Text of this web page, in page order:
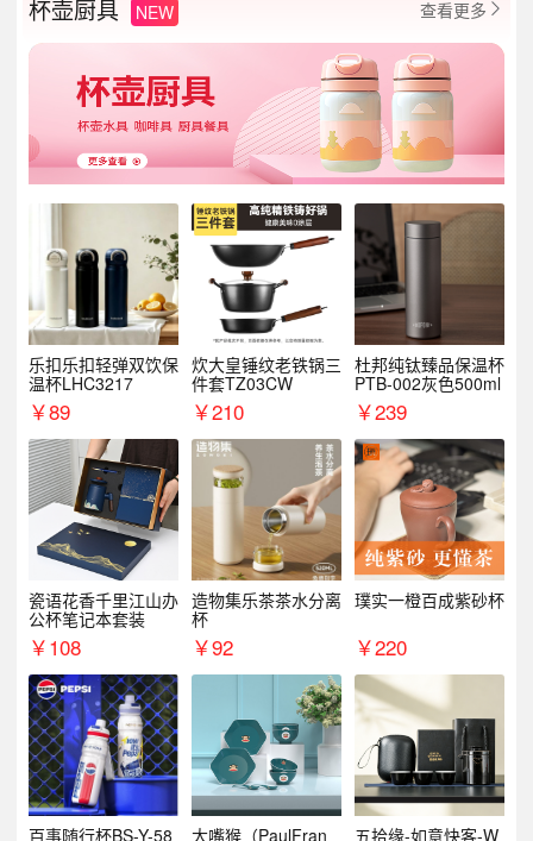
杯壶厨具 NEW 查看更多 
乐扣乐扣轻弹双饮保
温杯LHC3217
￥89
炊大皇锤纹老铁锅三
件套TZ03CW
￥210
杜邦纯钛臻品保温杯
PTB-002灰色500ml
￥239
瓷语花香千里江山办
公杯笔记本套装
￥108
造物集乐茶茶水分离
杯
￥92
璞实一橙百成紫砂杯
￥220
百事随行杯BS-Y-58 大嘴猴（PaulFran 五拾缘-如意快客-W